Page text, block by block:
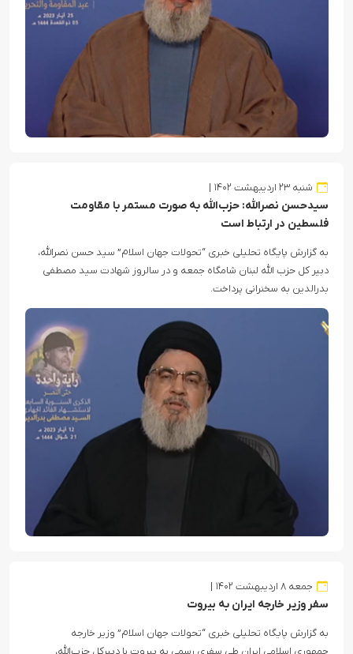
شنبه ۲۳ اردیبهشت ۱۴۰۲
سیدحسن نصرالله: حزب‌الله به صورت مستمر با مقاومت
فلسطین در ارتباط است
به گزارش پایگاه تحلیلی خبری “تحولات جهان اسلام” سید حسن نصرالله،
دبیر کل حزب الله لبنان شامگاه جمعه و در سالروز شهادت سید مصطفی
بدرالدین به سخنرانی پرداخت.
جمعه ۸ اردیبهشت ۱۴۰۲
سفر وزیر خارجه ایران به بیروت
به گزارش پایگاه تحلیلی خبری “تحولات جهان اسلام” وزیر خارجه
جمهوری اسلامی ایران طی سفری رسمی به بیروت با دبیرکل حزب‌الله،